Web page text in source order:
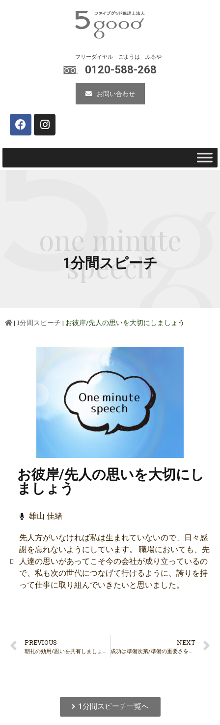
0120-588-268
お問い合わせ
1分間スピーチ
one minute
speech
| 1分間スピーチ | お彼岸/先人の思いを大切にしましょう
お彼岸/先人の思いを大切にし
ましょう
雄山 佳緒
先人方がいなければ私は生まれていないので、日々感
謝を忘れないようにしています。 職場においても、先
人達の思いがあってこそ今の会社が成り立っているの
で、私も次の世代につなげて行けるように、誇りを持
って仕事に取り組んでいきたいと思いました。
PREVIOUS
朝礼の効用/思いを共有しましょう
NEXT
成功は準備次第/準備の重要さを意識しましょう
1分間スピーチ一覧へ